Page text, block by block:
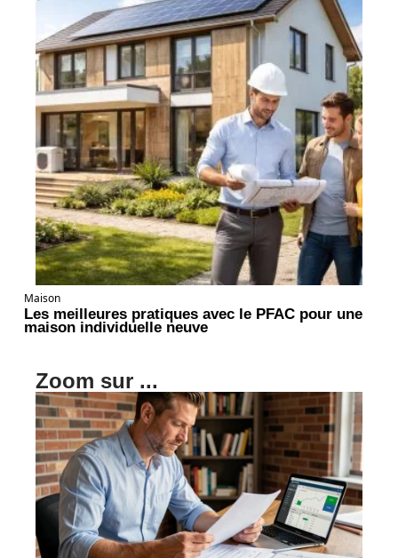
Maison
Les meilleures pratiques avec le PFAC pour une
maison individuelle neuve
Zoom sur ...